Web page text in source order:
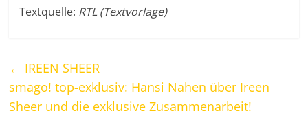
Textquelle: RTL (Textvorlage)
← IREEN SHEER
smago! top-exklusiv: Hansi Nahen über Ireen
Sheer und die exklusive Zusammenarbeit!